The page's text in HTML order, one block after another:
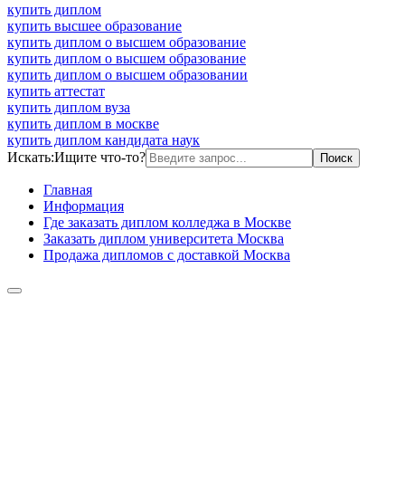
купить диплом
купить высшее образование
купить диплом о высшем образование
купить диплом о высшем образование
купить диплом о высшем образовании
купить аттестат
купить диплом вуза
купить диплом в москве
купить диплом кандидата наук
Искать:Ищите что-то?
Главная
Информация
Где заказать диплом колледжа в Москве
Заказать диплом университета Москва
Продажа дипломов с доставкой Москва